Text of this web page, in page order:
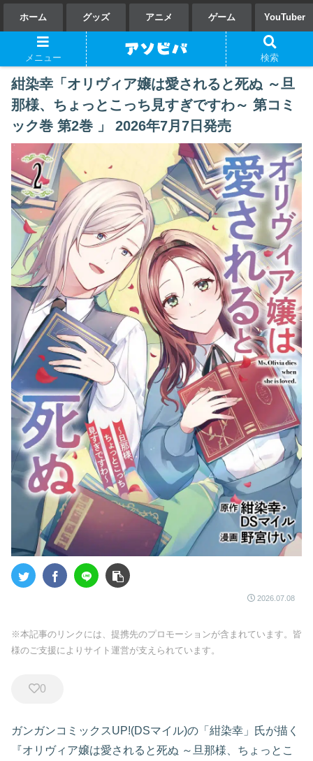
ホーム グッズ アニメ ゲーム YouTuber
紺染幸「オリヴィア嬢は愛されると死ぬ ～旦
那様、ちょっとこっち見すぎですわ～ 第コミ
ック巻 第2巻 」 2026年7月7日発売
2026.07.08
※本記事のリンクには、提携先のプロモーションが含まれています。皆
様のご支援によりサイト運営が支えられています。
0
ガンガンコミックスUP!(DSマイル)の「紺染幸」氏が描く
『オリヴィア嬢は愛されると死ぬ ～旦那様、ちょっとこ
メニュー 検索